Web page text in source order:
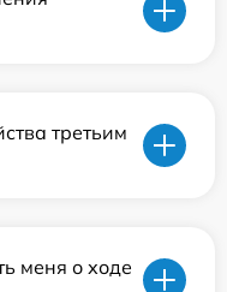
третьим
меня о ходе